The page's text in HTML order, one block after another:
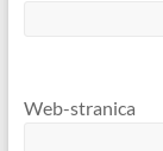
Web-stranica